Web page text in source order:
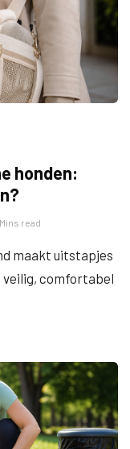
honden:
read
maakt uitstapjes
veilig, comfortabel